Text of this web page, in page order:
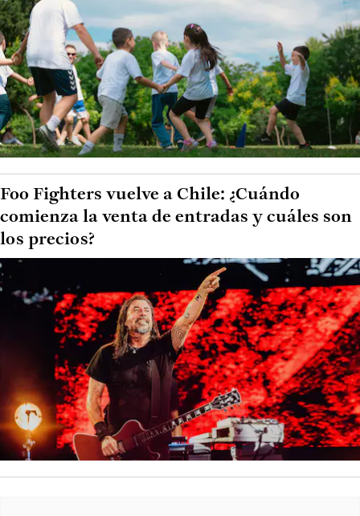
Foo Fighters vuelve a Chile: ¿Cuándo
comienza la venta de entradas y cuáles son
los precios?